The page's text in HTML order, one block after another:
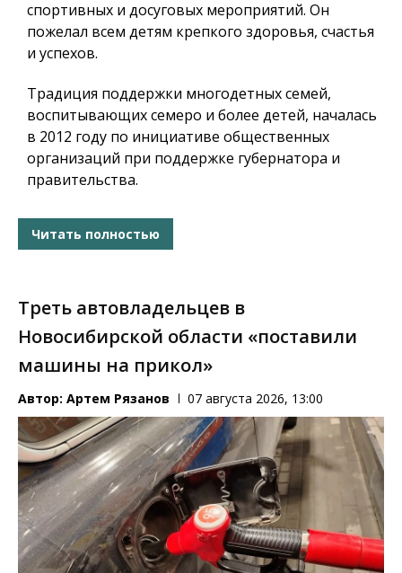
спортивных и досуговых мероприятий. Он
пожелал всем детям крепкого здоровья, счастья
и успехов.
Традиция поддержки многодетных семей,
воспитывающих семеро и более детей, началась
в 2012 году по инициативе общественных
организаций при поддержке губернатора и
правительства.
Читать полностью
Треть автовладельцев в
Новосибирской области «поставили
машины на прикол»
Автор: Артем Рязанов 07 августа 2026, 13:00